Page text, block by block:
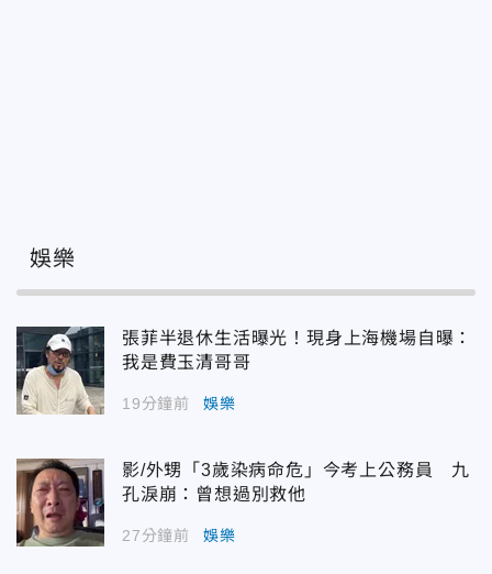
娛樂
張菲半退休生活曝光！現身上海機場自曝：
我是費玉清哥哥
19分鐘前 娛樂
影/外甥「3歲染病命危」今考上公務員 九
孔淚崩：曾想過別救他
27分鐘前 娛樂